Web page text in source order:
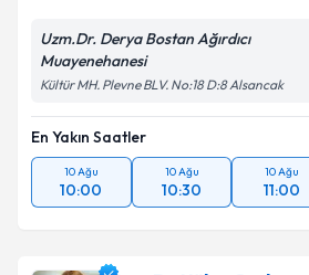
Uzm.Dr. Derya Bostan Ağırdıcı
Muayenehanesi
Kültür MH. Plevne BLV. No:18 D:8 Alsancak
En Yakın Saatler
10 Ağu
10:00
10 Ağu
10:30
10 Ağu
11:00